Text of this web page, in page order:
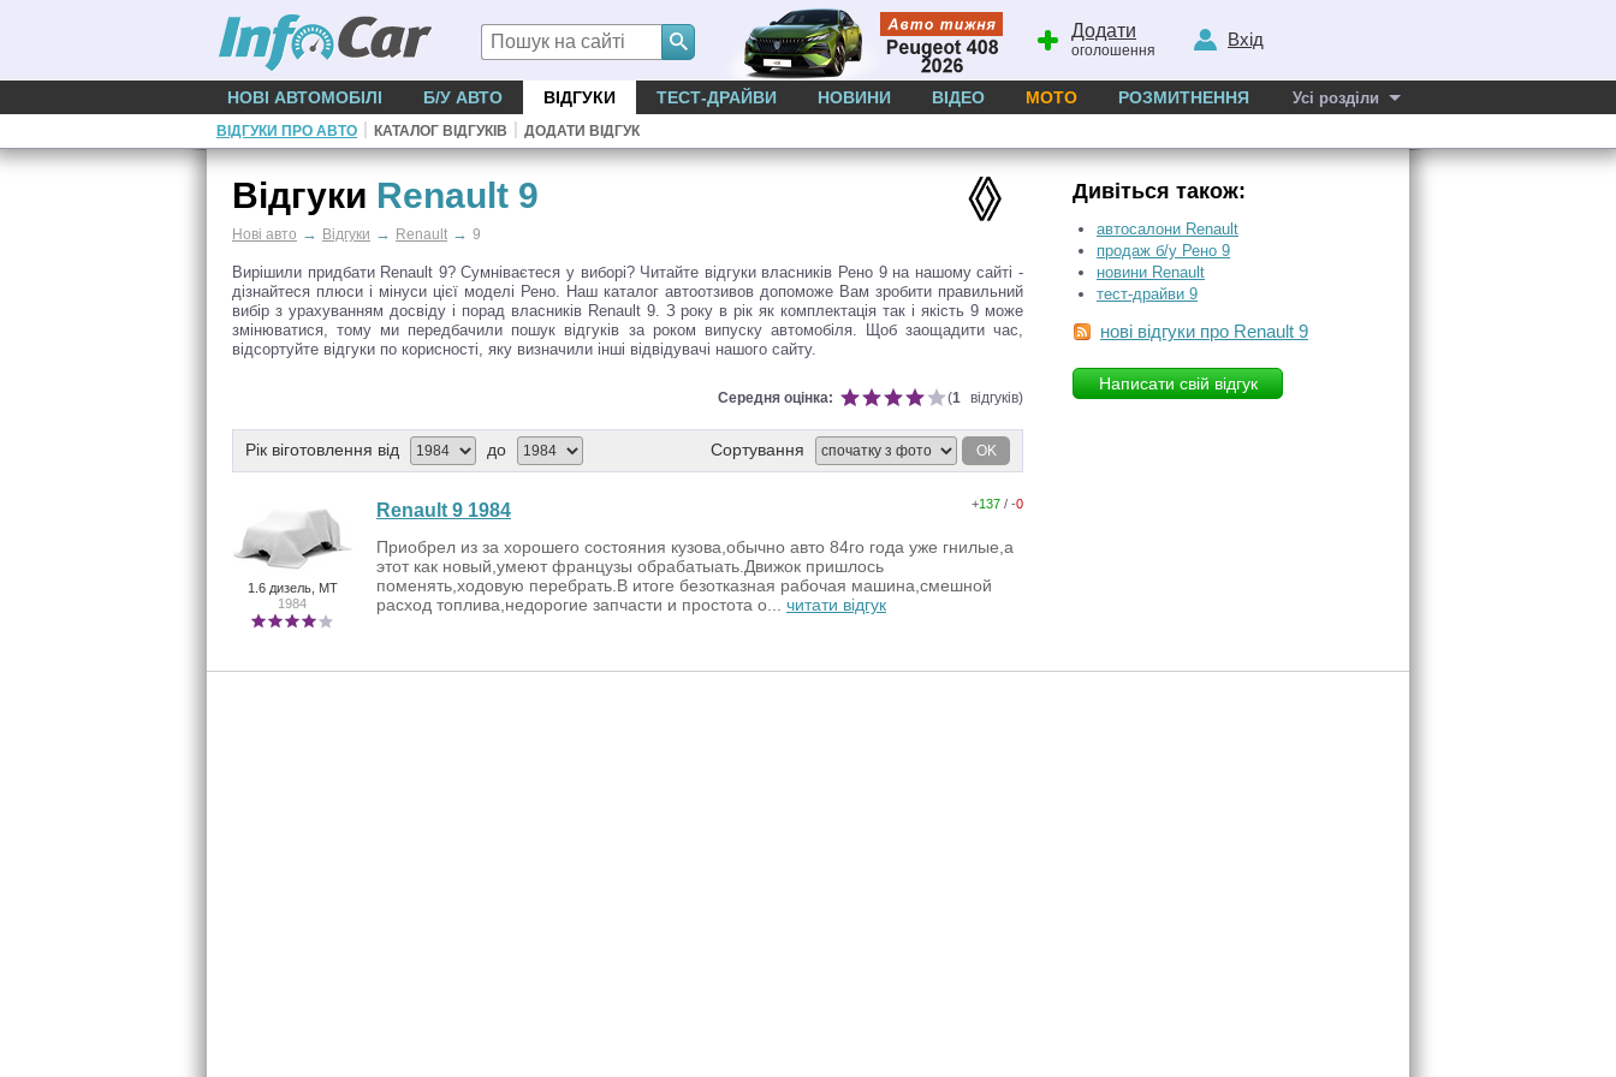
Додати
оголошення
Вхід
НОВІ АВТОМОБІЛІ Б/У АВТО ВІДГУКИ ТЕСТ-ДРАЙВИ НОВИНИ ВІДЕО МОТО РОЗМИТНЕННЯ Усі розділи
ВІДГУКИ ПРО АВТО | КАТАЛОГ ВІДГУКІВ | ДОДАТИ ВІДГУК
Відгуки Renault 9
Нові авто → Відгуки → Renault → 9
Вирішили придбати Renault 9? Сумніваєтеся у виборі? Читайте відгуки власників Рено 9 на нашому сайті -
дізнайтеся плюси і мінуси цієї моделі Рено. Наш каталог автоотзивов допоможе Вам зробити правильний
вибір з урахуванням досвіду і порад власників Renault 9. З року в рік як комплектація так і якість 9 може
змінюватися, тому ми передбачили пошук відгуків за роком випуску автомобіля. Щоб заощадити час,
відсортуйте відгуки по корисності, яку визначили інші відвідувачі нашого сайту.
Середня оцінка: (1 відгуків)
Рік віготовлення від до Сортування OK
1.6 дизель, MT
1984
+137 / -0
Renault 9 1984
Приобрел из за хорошего состояния кузова,обычно авто 84го года уже гнилые,а
этот как новый,умеют французы обрабатыать.Движок пришлось
поменять,ходовую перебрать.В итоге безотказная рабочая машина,смешной
расход топлива,недорогие запчасти и простота о... читати відгук
Дивіться також:
автосалони Renault
продаж б/у Рено 9
новини Renault
тест-драйви 9
нові відгуки про Renault 9
Написати свій відгук